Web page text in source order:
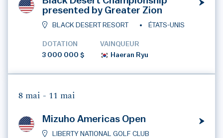
presented by Greater Zion
BLACK DESERT RESORT ÉTATS-UNIS
DOTATION
3 000 000 $
VAINQUEUR
Haeran Ryu
8 mai - 11 mai
Mizuho Americas Open
LIBERTY NATIONAL GOLF CLUB